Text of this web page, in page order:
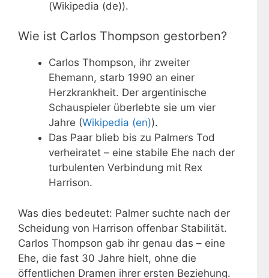
(Wikipedia (de)).
Wie ist Carlos Thompson gestorben?
Carlos Thompson, ihr zweiter
Ehemann, starb 1990 an einer
Herzkrankheit. Der argentinische
Schauspieler überlebte sie um vier
Jahre (Wikipedia (en)).
Das Paar blieb bis zu Palmers Tod
verheiratet – eine stabile Ehe nach der
turbulenten Verbindung mit Rex
Harrison.
Was dies bedeutet: Palmer suchte nach der
Scheidung von Harrison offenbar Stabilität.
Carlos Thompson gab ihr genau das – eine
Ehe, die fast 30 Jahre hielt, ohne die
öffentlichen Dramen ihrer ersten Beziehung.